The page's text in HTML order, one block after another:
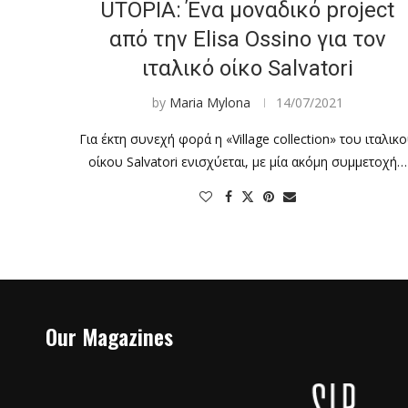
UTOPIA: Ένα μοναδικό project
από την Elisa Ossino για τον
ιταλικό οίκο Salvatori
by Maria Mylona 14/07/2021
Για έκτη συνεχή φορά η «Village collection» του
οίκου Salvatori ενισχύεται, με μία ακόμη συμμετοχή…
Our Magazines